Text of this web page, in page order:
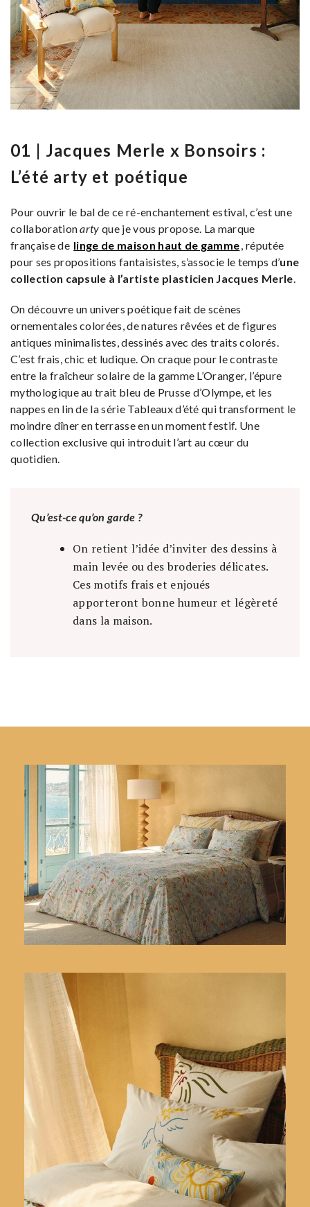
01 | Jacques Merle x Bonsoirs :
L’été arty et poétique
Pour ouvrir le bal de ce ré-enchantement estival, c’est une
collaborationarty que je vous propose. La marque
française de linge de maison haut de gamme, réputée
pour ses propositions fantaisistes, s’associe le temps d’une
collection capsule à l’artiste plasticien Jacques Merle.
On découvre un univers poétique fait de scènes
ornementales colorées, de natures rêvées et de figures
antiques minimalistes, dessinés avec des traits colorés.
C’est frais, chic et ludique. On craque pour le contraste
entre la fraîcheur solaire de la gamme L’Oranger, l’épure
mythologique au trait bleu de Prusse d’Olympe, et les
nappes en lin de la série Tableaux d’été qui transforment le
moindre dîner en terrasse en un moment festif. Une
collection exclusive qui introduit l’art au cœur du
quotidien.
Qu’est-ce qu’on garde ?
On retient l’idée d’inviter des dessins à
main levée ou des broderies délicates.
Ces motifs frais et enjoués
apporteront bonne humeur et légèreté
dans la maison.